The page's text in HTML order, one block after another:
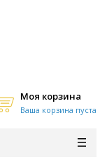
Моя корзина
Ваша корзина пуста